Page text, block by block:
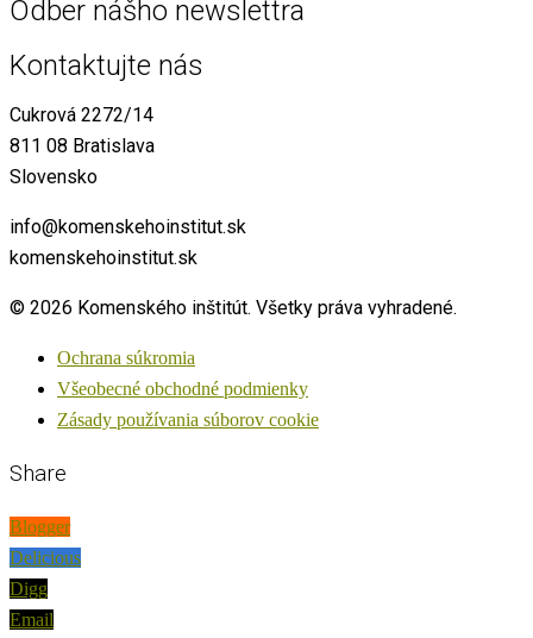
Odber nášho newslettra
Kontaktujte nás
Cukrová 2272/14
811 08 Bratislava
Slovensko
info@komenskehoinstitut.sk
komenskehoinstitut.sk
© 2026 Komenského inštitút. Všetky práva vyhradené.
Ochrana súkromia
Všeobecné obchodné podmienky
Zásady používania súborov cookie
Share
Blogger
Delicious
Digg
Email